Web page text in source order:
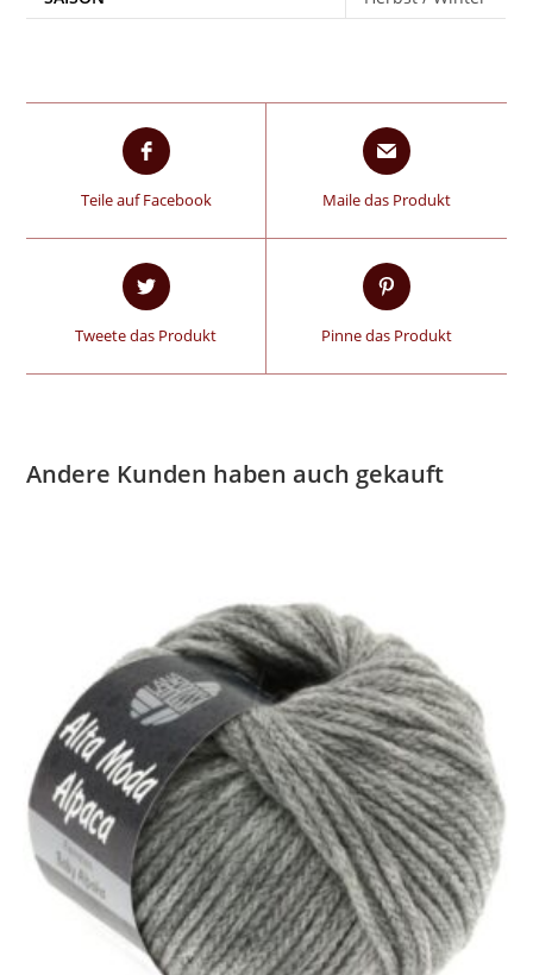
Teile auf Facebook Maile das Produkt
Tweete das Produkt Pinne das Produkt
Andere Kunden haben auch gekauft